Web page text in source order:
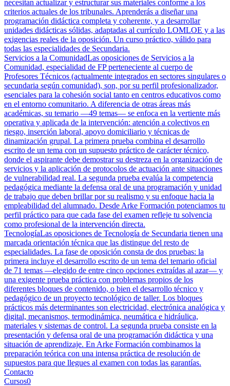
necesitan actualizar y estructurar sus materiales conforme a los
criterios actuales de los tribunales. Aprenderás a diseñar una
programación didáctica completa y coherente, y a desarrollar
unidades didácticas sólidas, adaptadas al currículo LOMLOE y a las
exigencias reales de la oposición. Un curso práctico, válido para
todas las especialidades de Secundaria.
Servicios a la ComunidadLas oposiciones de Servicios a la
Comunidad, especialidad de FP perteneciente al cuerpo de
Profesores Técnicos (actualmente integrados en sectores singulares o
secundaria según comunidad), son, por su perfil profesionalizador,
esenciales para la cohesión social tanto en centros educativos como
en el entorno comunitario. A diferencia de otras áreas más
académicas, su temario —49 temas— se enfoca en la vertiente más
operativa y aplicada de la intervención: atención a colectivos en
riesgo, inserción laboral, apoyo domiciliario y técnicas de
dinamización grupal. La primera prueba combina el desarrollo
escrito de un tema con un supuesto práctico de carácter técnico,
donde el aspirante debe demostrar su destreza en la organización de
servicios y la aplicación de protocolos de actuación ante situaciones
de vulnerabilidad real. La segunda prueba evalúa la competencia
pedagógica mediante la defensa oral de una programación y unidad
de trabajo que deben brillar por su realismo y su enfoque hacia la
empleabilidad del alumnado. Desde Arke Formación potenciamos tu
perfil práctico para que cada fase del examen refleje tu solvencia
como profesional de la intervención directa.
TecnologíaLas oposiciones de Tecnología de Secundaria tienen una
marcada orientación técnica que las distingue del resto de
especialidades. La fase de oposición consta de dos pruebas: la
primera incluye el desarrollo escrito de un tema del temario oficial
de 71 temas —elegido de entre cinco opciones extraídas al azar— y
una exigente prueba práctica con problemas propios de los
diferentes bloques de contenido, o bien el desarrollo técnico y
pedagógico de un proyecto tecnológico de taller. Los bloques
prácticos más determinantes son electricidad, electrónica analógica y
digital, mecanismos, termodinámica, neumática e hidráulica,
materiales y sistemas de control. La segunda prueba consiste en la
presentación y defensa oral de una programación didáctica y una
situación de aprendizaje. En Arke Formación combinamos la
preparación teórica con una intensa práctica de resolución de
supuestos para que llegues al examen con todas las garantías.
Contacto
Cursos0